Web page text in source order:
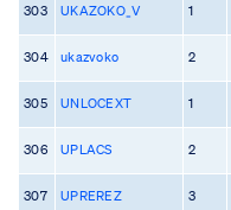
303 UKAZOKO_V 1
304 ukazvoko 2
305 UNLOCEXT 1
306 UPLACS 2
307 UPREREZ 3